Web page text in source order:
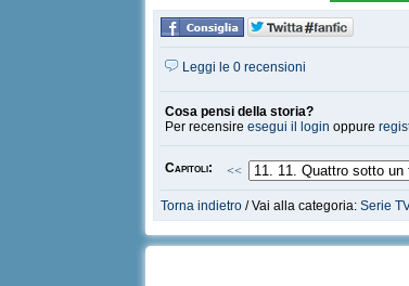
Leggi le 0 recensioni
Cosa pensi della storia?
Per recensireesegui il login oppure
Capitoli: <<
Torna indietro / Vai alla categoria:Serie